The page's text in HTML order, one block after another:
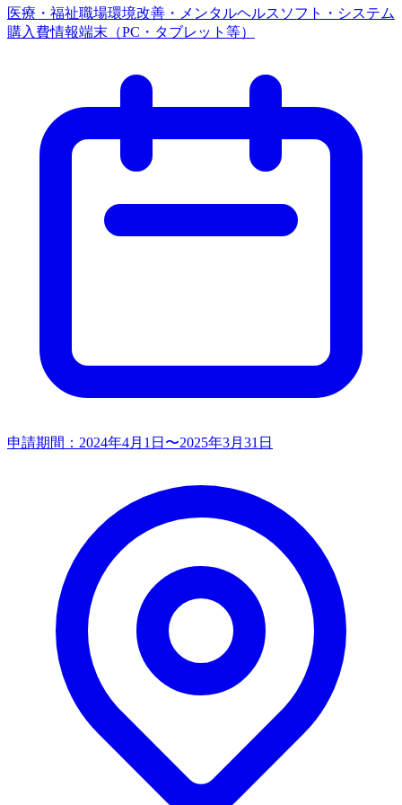
医療・福祉職場環境改善・メンタルヘルス ソフト・システム
購入費情報端末（PC・タブレット等）
申請期間： 2024年4月1日〜2025年3月31日